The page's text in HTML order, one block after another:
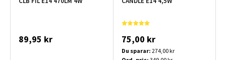
89,95 kr 75,00 kr
Du sparar: 274,00 kr